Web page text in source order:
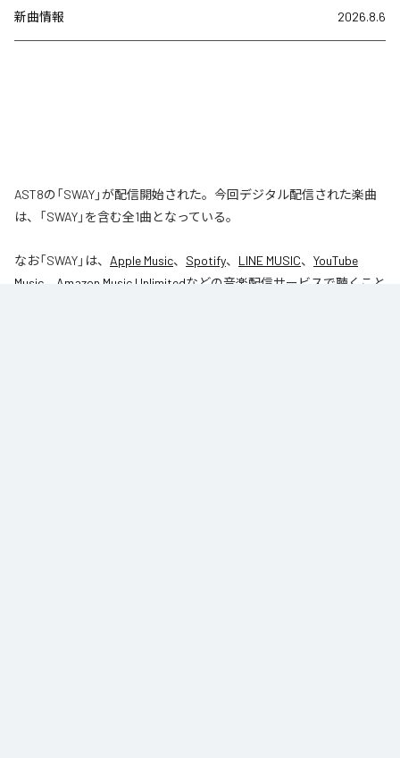
新曲情報 2026.8.6
AST8の「SWAY」が配信開始された。今回デジタル配信された楽曲
は、「SWAY」を含む全1曲となっている。
なお「SWAY」は、 Apple Music、 Spotify、 LINE MUSIC、 YouTube
Music
Amazon Music Unlimitedなどの音楽配信サービスで聴くこと